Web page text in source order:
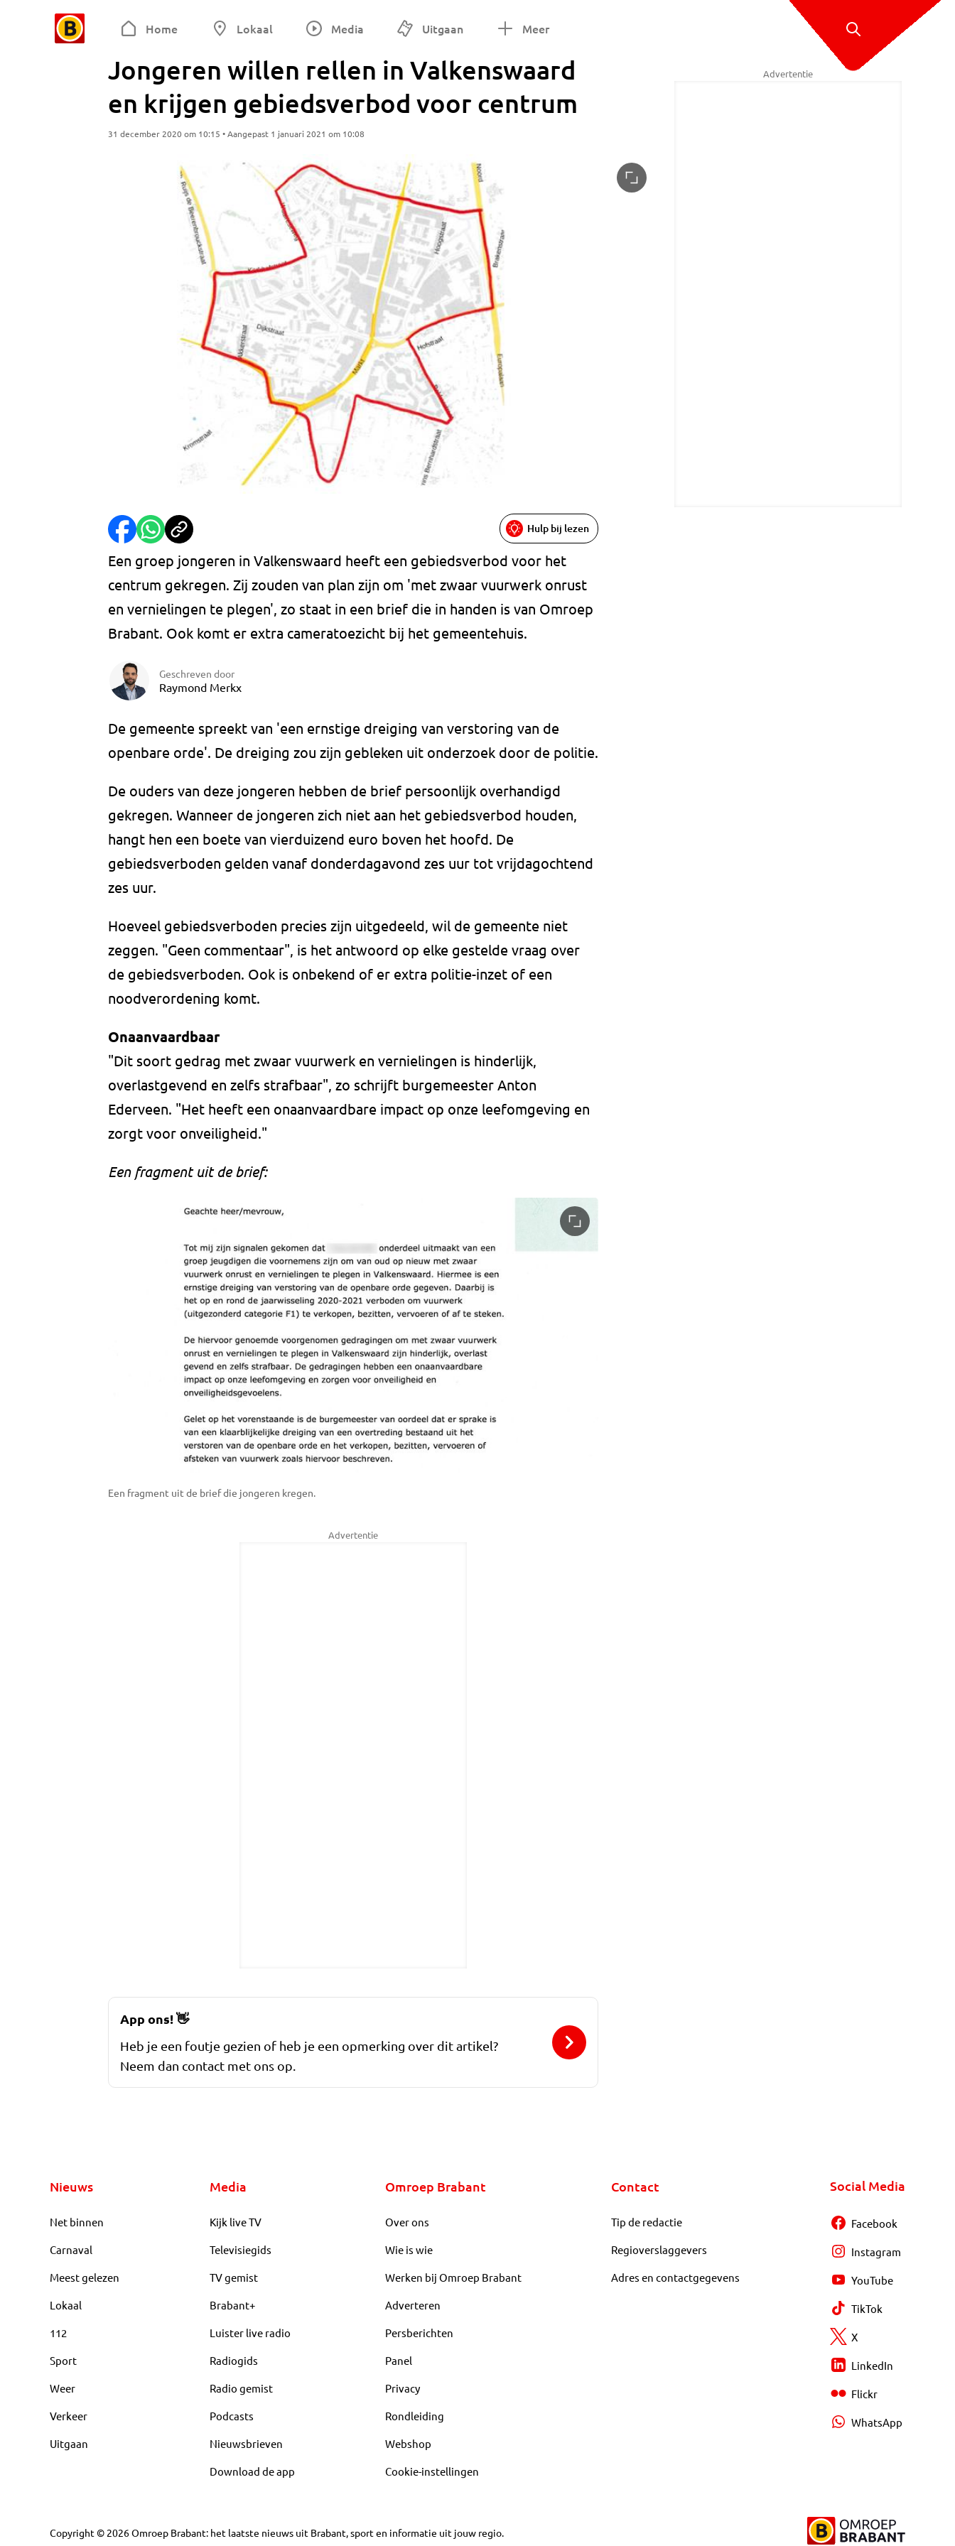
Home Lokaal Media Uitgaan Meer
Jongeren willen rellen in Valkenswaard
en krijgen gebiedsverbod voor centrum
31 december 2020 om 10:15 • Aangepast 1 januari 2021 om 10:08
Hulp bij lezen
Een groep jongeren in Valkenswaard heeft een gebiedsverbod voor het
centrum gekregen. Zij zouden van plan zijn om 'met zwaar vuurwerk onrust
en vernielingen te plegen', zo staat in een brief die in handen is van Omroep
Brabant. Ook komt er extra cameratoezicht bij het gemeentehuis.
Geschreven door
Raymond Merkx
De gemeente spreekt van 'een ernstige dreiging van verstoring van de
openbare orde'. De dreiging zou zijn gebleken uit onderzoek door de politie.
De ouders van deze jongeren hebben de brief persoonlijk overhandigd
gekregen. Wanneer de jongeren zich niet aan het gebiedsverbod houden,
hangt hen een boete van vierduizend euro boven het hoofd. De
gebiedsverboden gelden vanaf donderdagavond zes uur tot vrijdagochtend
zes uur.
Hoeveel gebiedsverboden precies zijn uitgedeeld, wil de gemeente niet
zeggen. "Geen commentaar", is het antwoord op elke gestelde vraag over
de gebiedsverboden. Ook is onbekend of er extra politie-inzet of een
noodverordening komt.
Onaanvaardbaar
"Dit soort gedrag met zwaar vuurwerk en vernielingen is hinderlijk,
overlastgevend en zelfs strafbaar", zo schrijft burgemeester Anton
Ederveen. "Het heeft een onaanvaardbare impact op onze leefomgeving en
zorgt voor onveiligheid."
Een fragment uit de brief:
Een fragment uit de brief die jongeren kregen.
Advertentie
Advertentie
App ons!👋
Heb je een foutje gezien of heb je een opmerking over dit artikel?
Neem dan contact met ons op.
Nieuws
Net binnen
Carnaval
Meest gelezen
Lokaal
112
Sport
Weer
Verkeer
Uitgaan
Media
Kijk live TV
Televisiegids
TV gemist
Brabant+
Luister live radio
Radiogids
Radio gemist
Podcasts
Nieuwsbrieven
Download de app
Omroep Brabant
Over ons
Wie is wie
Werken bij Omroep Brabant
Adverteren
Persberichten
Panel
Privacy
Rondleiding
Webshop
Cookie-instellingen
Contact
Tip de redactie
Regioverslaggevers
Adres en contactgegevens
Social Media
Facebook
Instagram
YouTube
TikTok
X
LinkedIn
Flickr
WhatsApp
Copyright © 2026Omroep Brabant: het laatste nieuws uit Brabant, sport en informatie uit jouw regio.